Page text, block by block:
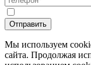
Мы используем
сайта. Продолжая